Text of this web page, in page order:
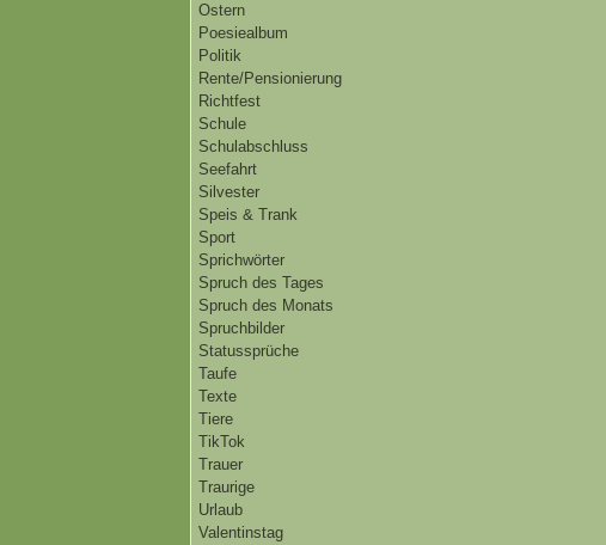
Ostern
Poesiealbum
Politik
Rente/Pensionierung
Richtfest
Schule
Schulabschluss
Seefahrt
Silvester
Speis & Trank
Sport
Sprichwörter
Spruch des Tages
Spruch des Monats
Spruchbilder
Statussprüche
Taufe
Texte
Tiere
TikTok
Trauer
Traurige
Urlaub
Valentinstag